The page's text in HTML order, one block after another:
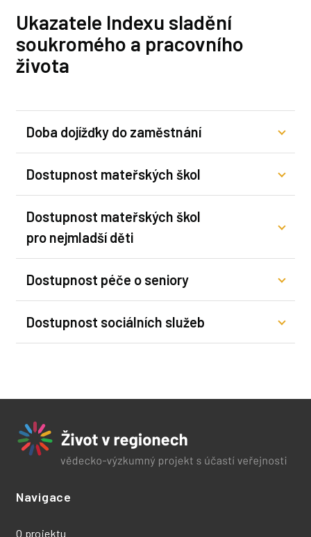
Ukazatele Indexu sladění
soukromého a pracovního
života
Doba dojížďky do zaměstnání
Dostupnost mateřských škol
Dostupnost mateřských škol
pro nejmladší děti
Dostupnost péče o seniory
Dostupnost sociálních služeb
Navigace
O projektu